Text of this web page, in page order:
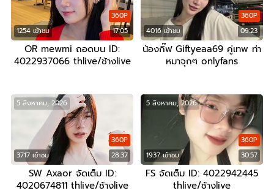
1254 เข้าชม 17:05
360P
OR mewmi ถอดบน ID:
4022937066 thlive/ช้างlive
4016 เข้าชม 09:23
360P
น้องกิ๊ฟ Giftyeaa69 คู่เทพ ท่า
หมาจุกๆ onlyfans
3717 เข้าชม 28:37
360P
5 สิงหาคม, 2026
SW Axaor จัดเต็ม ID:
4020674811 thlive/ช้างlive
1937 เข้าชม 30:57
360P
5 สิงหาคม, 2026
FS จัดเต็ม ID: 4022942445
thlive/ช้างlive